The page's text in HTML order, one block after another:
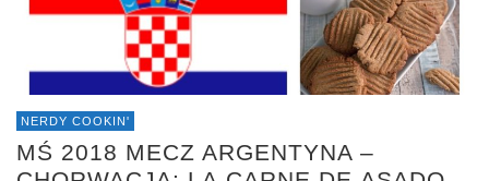
NERDY COOKIN'
MŚ 2018 MECZ ARGENTYNA –